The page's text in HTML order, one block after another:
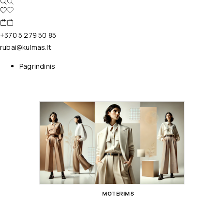
+370 5 279 50 85
rubai@kulmas.lt
Pagrindinis
MOTERIMS